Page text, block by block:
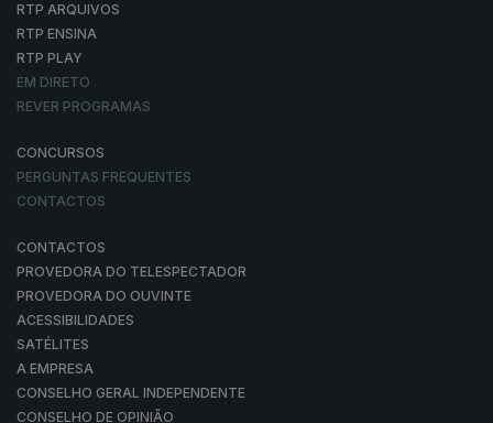
RTP ARQUIVOS
RTP ENSINA
RTP PLAY
EM DIRETO
REVER PROGRAMAS
CONCURSOS
PERGUNTAS FREQUENTES
CONTACTOS
CONTACTOS
PROVEDORA DO TELESPECTADOR
PROVEDORA DO OUVINTE
ACESSIBILIDADES
SATÉLITES
A EMPRESA
CONSELHO GERAL INDEPENDENTE
CONSELHO DE OPINIÃO